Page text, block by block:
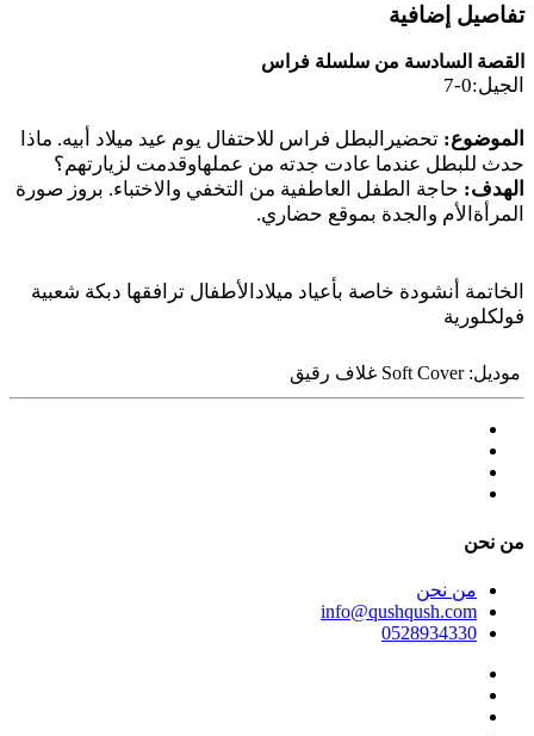
تفاصيل إضافية
القصة السادسة من سلسلة فراس
الجيل:0-7
الموضوع: تحضيرالبطل فراس للاحتفال يوم عيد ميلاد أبيه. ماذا
حدث للبطل عندما عادت جدته من عملهاوقدمت لزيارتهم؟
الهدف: حاجة الطفل العاطفية من التخفي والاختباء. بروز صورة
المرأةالأم والجدة بموقع حضاري.
الخاتمة أنشودة خاصة بأعياد ميلادالأطفال ترافقها دبكة شعبية
فولكلورية
موديل: Soft Cover غلاف رقيق
ﻣﻦ ﻧﺤﻦ
ﻣﻦ ﻧﺤﻦ
info@qushqush.com
0528934330